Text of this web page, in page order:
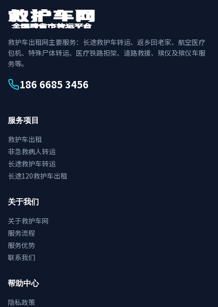
救护车出租网主要服务：长途救护车转运、返乡回老家、航空医疗
包机、特殊尸体转运、医疗铁路担架、道路救援、殡仪及殡仪车服
务等。
186 6685 3456
服务项目
救护车出租
非急救病人转运
长途救护车转运
长途120救护车出租
关于我们
关于救护车网
服务流程
服务优势
联系我们
帮助中心
隐私政策